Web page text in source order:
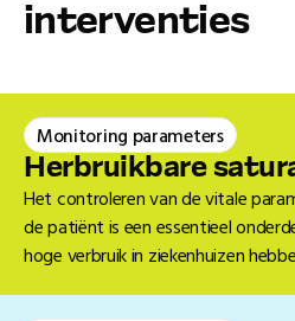
interventies
Monitoring parameters
Herbruikbare
Het controleren van de vitale
de patiënt is een essentieel
hoge verbruik in ziekenhuizen